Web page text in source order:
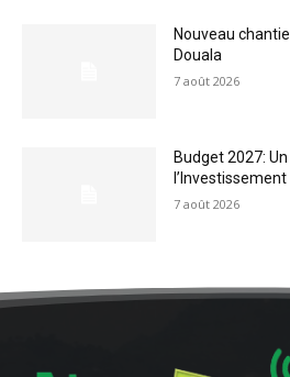
Nouveau
Douala
7 août 2026
Budget 2027:
7 août 2026